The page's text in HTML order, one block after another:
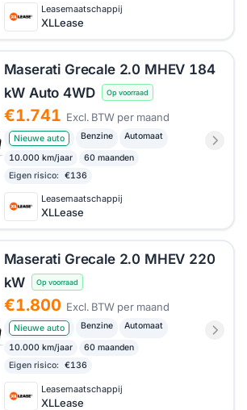
Leasemaatschappij
XLLease
Maserati Grecale 2.0 MHEV 184
kW Auto 4WD
Op voorraad
€1.741 Excl. BTW per maand
Nieuwe auto Benzine Automaat
10.000 km/jaar
60 maanden
Eigen risico:
€136
Leasemaatschappij
XLLease
Maserati Grecale 2.0 MHEV 220
kW
Op voorraad
€1.800 Excl. BTW per maand
Nieuwe auto Benzine Automaat
10.000 km/jaar
60 maanden
Eigen risico:
€136
Leasemaatschappij
XLLease